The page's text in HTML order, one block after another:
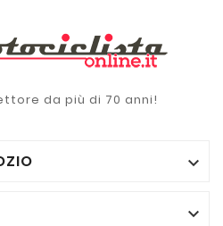
da più di 70 anni!

